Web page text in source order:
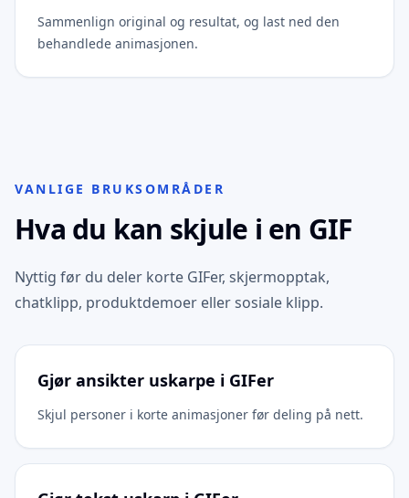
Sammenlign original og resultat, og last ned den
behandlede animasjonen.
VANLIGE BRUKSOMRÅDER
Hva du kan skjule i en GIF
Nyttig før du deler korte GIFer, skjermopptak,
chatklipp, produktdemoer eller sosiale klipp.
Gjør ansikter uskarpe i GIFer
Skjul personer i korte animasjoner før deling på nett.